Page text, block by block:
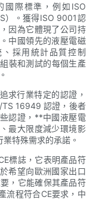
國際標準，例如ISO
）。獲得ISO 9001認
因為它體現了公司持
中國領先的液壓電磁
採用統計品質控制
裝和測試的每個生產
求行業特定的認證，
TS 16949 認證，後者
認證，**中國液壓電
最大限度減少環境影
特殊需求的承諾。
標誌，它表明產品符
希望向歐洲國家出口
，它能確保其產品符
流程符合CE要求，中